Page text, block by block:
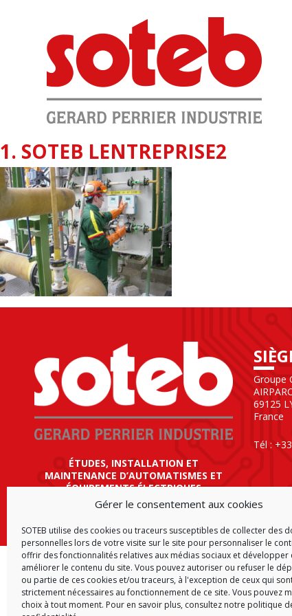
Gérer le consentement aux cookies
SOTEB utilise des cookies ou traceurs susceptibles de collecter des
personnelles lors de votre visite sur le site pour personnaliser le
offrir des fonctionnalités relatives aux médias sociaux et développer
améliorer le contenu du site. Vous pouvez autoriser ou refuser le
ou partie de ces cookies et/ou traceurs, à l'exception de ceux qui
strictement nécessaires au fonctionnement de ce site. Vous pouvez
choix à tout moment. Pour en savoir plus, consultez notre politique
1. SOTEB LENTREPRISE2
ÉTUDES, INSTALLATION ET
MAINTENANCE D’AUTOMATISMES ET
ÉQUIPEMENTS ÉLECTRIQUES
Groupe
69125
France
Tél :
ACCUEIL CGV CGA